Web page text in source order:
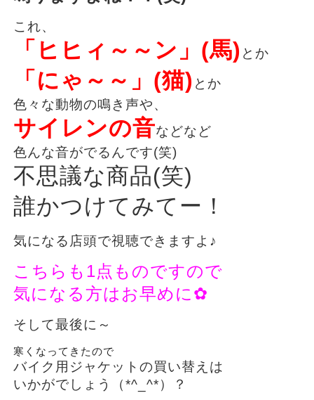
これ、
「ヒヒィ～～ン」(馬) とか
「にゃ～～」(猫) とか
色々な動物の鳴き声や、
サイレンの音などなど
色んな音がでるんです(笑)
不思議な商品(笑)
誰かつけてみてー！
気になる店頭で視聴できますよ♪
こちらも1点ものですので
気になる方はお早めに✿
そして最後に～
寒くなってきたので
バイク用ジャケットの買い替えは
いかがでしょう（*^_^*）？